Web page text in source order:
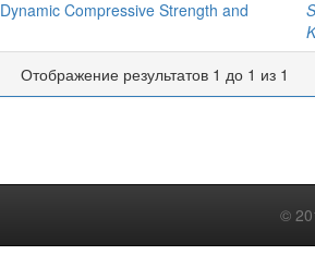
Compressive Strength and
Отображение результатов 1 до 1 из 1
©